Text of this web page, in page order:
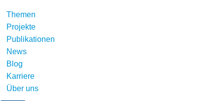
Themen
Projekte
Publikationen
News
Blog
Karriere
Über uns